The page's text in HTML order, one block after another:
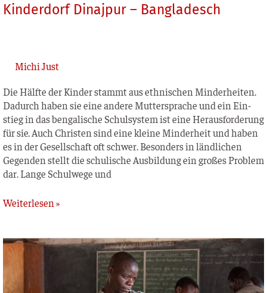
Kinderdorf Dinajpur – Bangladesch
Michi Just
Die Hälf­te der Kin­der stammt aus eth­ni­schen Min­der­hei­ten.
Dadurch haben sie eine ande­re Mut­ter­spra­che und ein Ein­
stieg in das ben­ga­li­sche Schul­sys­tem ist eine Her­aus­for­de­rung
für sie. Auch Chris­ten sind eine klei­ne Min­der­heit und haben
es in der Gesell­schaft oft schwer. Beson­ders in länd­li­chen
Gegen­den stellt die schu­li­sche Aus­bil­dung ein gro­ßes Pro­blem
dar. Lan­ge Schul­we­ge und
Weiterlesen »
Chisomo-
Ausbildungszentrum
Malawi